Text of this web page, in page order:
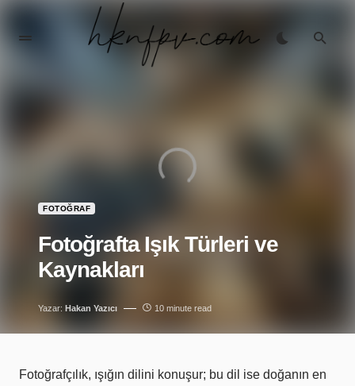
FOTOĞRAF
Fotoğrafta Işık Türleri ve
Kaynakları
Yazar: Hakan Yazıcı 10 minute read
Fotoğrafçılık, ışığın dilini konuşur; bu dil ise doğanın en